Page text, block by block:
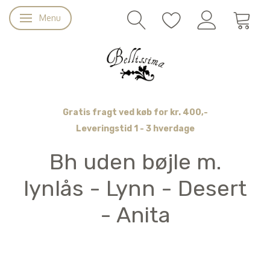
Skifte navigation
Menu
Gratis fragt ved køb for kr. 400,-
Leveringstid 1 - 3 hverdage
Bh uden bøjle m.
lynlås - Lynn - Desert
- Anita